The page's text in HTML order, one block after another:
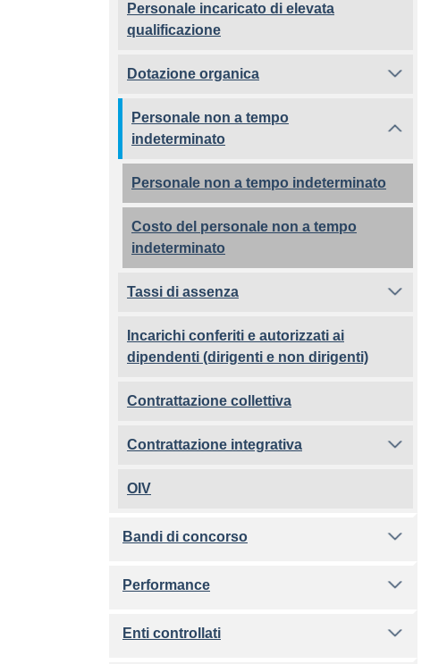
Personale incaricato di elevata
qualificazione
Dotazione organica
Personale non a tempo
indeterminato
Personale non a tempo indeterminato
Costo del personale non a tempo
indeterminato
Tassi di assenza
Incarichi conferiti e autorizzati ai
dipendenti (dirigenti e non dirigenti)
Contrattazione collettiva
Contrattazione integrativa
OIV
Bandi di concorso
Performance
Enti controllati